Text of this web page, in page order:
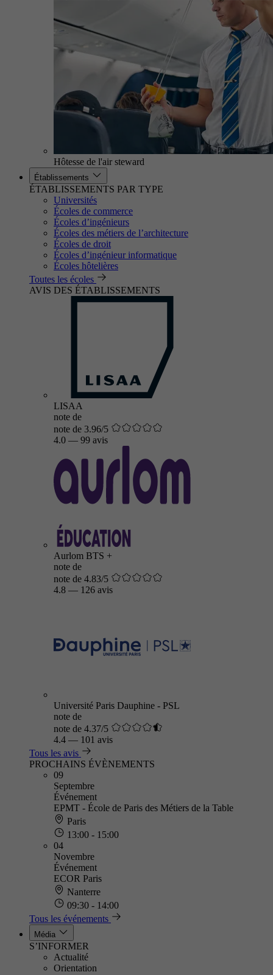
Hôtesse de l'air steward
Établissements
ÉTABLISSEMENTS PAR TYPE
Universités
Écoles de commerce
Écoles d’ingénieurs
Écoles des métiers de l’architecture
Écoles de droit
Écoles d’ingénieur informatique
Écoles hôtelières
Toutes les écoles
AVIS DES ÉTABLISSEMENTS
LISAA
note de
note de 3.96/5
4.0 — 99 avis
Aurlom BTS +
note de
note de 4.83/5
4.8 — 126 avis
Université Paris Dauphine - PSL
note de
note de 4.37/5
4.4 — 101 avis
Tous les avis
PROCHAINS ÉVÈNEMENTS
09
Septembre
Événement
EPMT - École de Paris des Métiers de la Table
Paris
13:00 - 15:00
04
Novembre
Événement
ECOR Paris
Nanterre
09:30 - 14:00
Tous les événements
Média
S’INFORMER
Actualité
Orientation